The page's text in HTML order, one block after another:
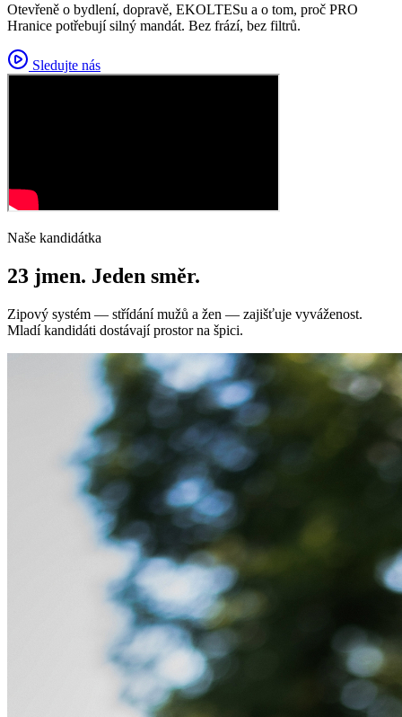
Otevřeně o bydlení, dopravě, EKOLTESu a o tom, proč PRO
Hranice potřebují silný mandát. Bez frází, bez filtrů.
Sledujte nás
Naše kandidátka
23 jmen. Jeden směr.
Zipový systém — střídání mužů a žen — zajišťuje vyváženost.
Mladí kandidáti dostávají prostor na špici.